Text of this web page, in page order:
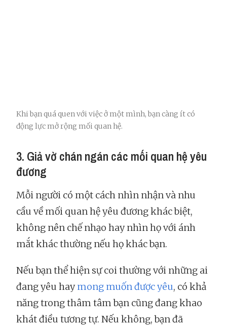
Khi bạn quá quen với việc ở một mình, bạn càng ít có
động lực mở rộng mối quan hệ.
3. Giả vờ chán ngán các mối quan hệ yêu
đương
Mỗi người có một cách nhìn nhận và nhu
cầu về mối quan hệ yêu đương khác biệt,
không nên chế nhạo hay nhìn họ với ánh
mắt khác thường nếu họ khác bạn.
Nếu bạn thể hiện sự coi thường với những ai
đang yêu haymong muốn được yêu, có khả
năng trong thâm tâm bạn cũng đang khao
khát điều tương tự. Nếu không, bạn đã